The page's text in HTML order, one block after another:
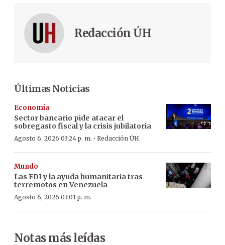
Redacción ÚH
Últimas Noticias
Economía
Sector bancario pide atacar el
sobregasto fiscal y la crisis jubilatoria
Agosto 6, 2026 03:24 p. m. · Redacción ÚH
Mundo
Las FDI y la ayuda humanitaria tras
terremotos en Venezuela
Agosto 6, 2026 03:01 p. m.
Notas más leídas